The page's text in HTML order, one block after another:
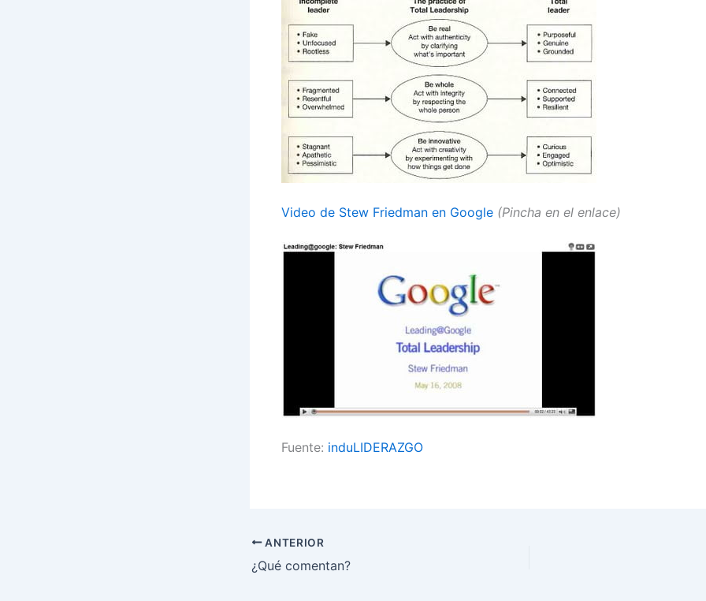
Video de Stew Friedman en Google (Pincha en el enlace)
Fuente: induLIDERAZGO
ANTERIOR
¿Qué comentan?